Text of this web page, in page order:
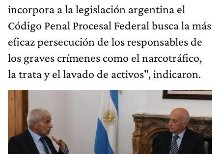
incorpora a la legislación argentina el
Código Penal Procesal Federal busca la más
eficaz persecución de los responsables de
los graves crímenes como el narcotráfico,
la trata y el lavado de activos", indicaron.